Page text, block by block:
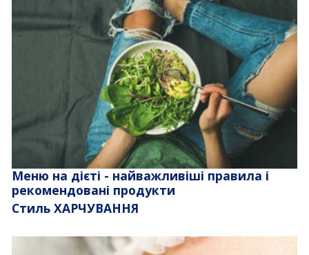
Меню на дієті - найважливіші правила і
рекомендовані продукти
Стиль ХАРЧУВАННЯ